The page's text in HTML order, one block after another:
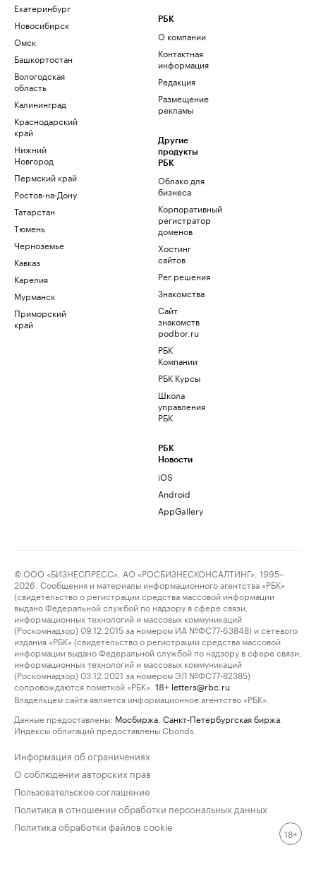
Екатеринбург
Новосибирск
Омск
Башкортостан
Вологодская
область
Калининград
Краснодарский
край
Нижний
Новгород
Пермский край
Ростов-на-Дону
Татарстан
Тюмень
Черноземье
Кавказ
Карелия
Мурманск
Приморский
край
РБК
О компании
Контактная
информация
Редакция
Размещение
рекламы
Другие
продукты
РБК
Облако для
бизнеса
Корпоративный
регистратор
доменов
Хостинг
сайтов
Рег.решения
Знакомства
Сайт
знакомств
podbor.ru
РБК
Компании
РБК Курсы
Школа
управления
РБК
РБК
Новости
iOS
Android
AppGallery
© ООО «БИЗНЕСПРЕСС», АО «РОСБИЗНЕСКОНСАЛТИНГ», 1995–
2026. Сообщения и материалы информационного агентства «РБК»
(свидетельство о регистрации средства массовой информации
выдано Федеральной службой по надзору в сфере связи,
информационных технологий и массовых коммуникаций
(Роскомнадзор) 09.12.2015 за номером ИА №ФС77-63848) и сетевого
издания «РБК» (свидетельство о регистрации средства массовой
информации выдано Федеральной службой по надзору в сфере связи,
информационных технологий и массовых коммуникаций
(Роскомнадзор) 03.12.2021 за номером ЭЛ №ФС77-82385)
сопровождаются пометкой «РБК».
18+ letters@rbc.ru
Владельцем сайта является информационное агентство «РБК».
Данные предоставлены: Мосбиржа Санкт-Петербургская биржа
Индексы облигаций предоставлены Cbonds.
Информация об ограничениях
О соблюдении авторских прав
Пользовательское соглашение
Политика в отношении обработки персональных данных
Политика обработки файлов cookie
18+